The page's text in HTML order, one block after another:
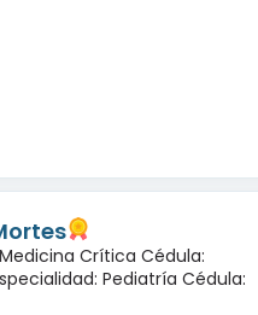
Crítica Cédula:
Pediatría Cédula: